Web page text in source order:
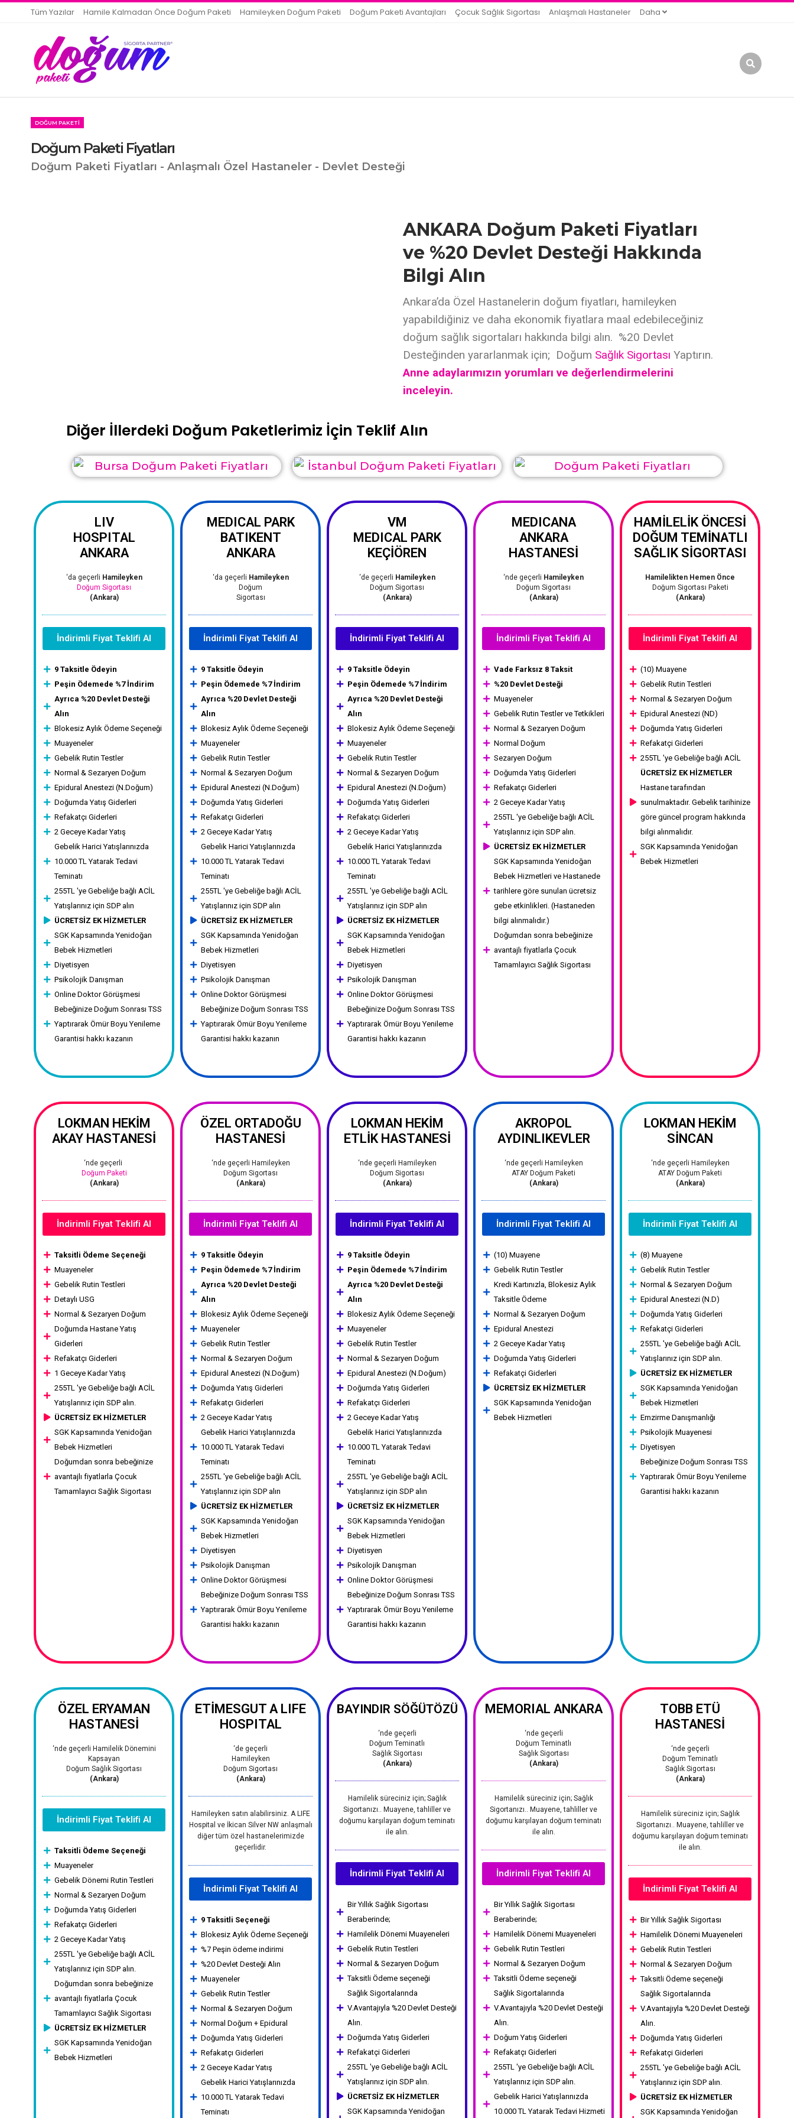
Tüm Yazılar Hamile Kalmadan Önce Doğum Paketi Hamileyken Doğum Paketi Doğum Paketi Avantajları Çocuk Sağlık Sigortası Anlaşmalı Hastaneler Daha
DOĞUM PAKETI
Doğum Paketi Fiyatları
Doğum Paketi Fiyatları - Anlaşmalı Özel Hastaneler - Devlet Desteği
ANKARA Doğum Paketi Fiyatları
ve %20 Devlet Desteği Hakkında
Bilgi Alın
Ankara’da Özel Hastanelerin doğum fiyatları, hamileyken
yapabildiğiniz ve daha ekonomik fiyatlara maal edebileceğiniz
doğum sağlık sigortaları hakkında bilgi alın. %20 Devlet
Desteğinden yararlanmak için; Doğum Sağlık Sigortası Yaptırın.
Anne adaylarımızın yorumları ve değerlendirmelerini
inceleyin.
Diğer İllerdeki Doğum Paketlerimiz İçin Teklif Alın
LIV
HOSPITAL
ANKARA
‘da geçerli Hamileyken
Doğum Sigortası
(Ankara)
İndirimli Fiyat Teklifi Al
9 Taksitle Ödeyin
Peşin Ödemede %7 İndirim
Ayrıca %20 Devlet Desteği
Alın
Blokesiz Aylık Ödeme Seçeneği
Muayeneler
Gebelik Rutin Testler
Normal & Sezaryen Doğum
Epidural Anestezi (N.Doğum)
Doğumda Yatış Giderleri
Refakatçı Giderleri
2 Geceye Kadar Yatış
Gebelik Harici Yatışlarınızda
10.000 TL Yatarak Tedavi
Teminatı
255TL 'ye Gebeliğe bağlı ACİL
Yatışlarınız için SDP alın
ÜCRETSİZ EK HİZMETLER
SGK Kapsamında Yenidoğan
Bebek Hizmetleri
Diyetisyen
Psikolojik Danışman
Online Doktor Görüşmesi
Bebeğinize Doğum Sonrası TSS
Yaptırarak Ömür Boyu Yenileme
Garantisi hakkı kazanın
MEDICAL PARK
BATIKENT
ANKARA
‘da geçerli Hamileyken
Doğum
Sigortası
İndirimli Fiyat Teklifi Al
9 Taksitle Ödeyin
Peşin Ödemede %7 İndirim
Ayrıca %20 Devlet Desteği
Alın
Blokesiz Aylık Ödeme Seçeneği
Muayeneler
Gebelik Rutin Testler
Normal & Sezaryen Doğum
Epidural Anestezi (N.Doğum)
Doğumda Yatış Giderleri
Refakatçı Giderleri
2 Geceye Kadar Yatış
Gebelik Harici Yatışlarınızda
10.000 TL Yatarak Tedavi
Teminatı
255TL 'ye Gebeliğe bağlı ACİL
Yatışlarınız için SDP alın
ÜCRETSİZ EK HİZMETLER
SGK Kapsamında Yenidoğan
Bebek Hizmetleri
Diyetisyen
Psikolojik Danışman
Online Doktor Görüşmesi
Bebeğinize Doğum Sonrası TSS
Yaptırarak Ömür Boyu Yenileme
Garantisi hakkı kazanın
VM
MEDICAL PARK
KEÇİÖREN
‘de geçerli Hamileyken
Doğum Sigortası
(Ankara)
İndirimli Fiyat Teklifi Al
9 Taksitle Ödeyin
Peşin Ödemede %7 İndirim
Ayrıca %20 Devlet Desteği
Alın
Blokesiz Aylık Ödeme Seçeneği
Muayeneler
Gebelik Rutin Testler
Normal & Sezaryen Doğum
Epidural Anestezi (N.Doğum)
Doğumda Yatış Giderleri
Refakatçı Giderleri
2 Geceye Kadar Yatış
Gebelik Harici Yatışlarınızda
10.000 TL Yatarak Tedavi
Teminatı
255TL 'ye Gebeliğe bağlı ACİL
Yatışlarınız için SDP alın
ÜCRETSİZ EK HİZMETLER
SGK Kapsamında Yenidoğan
Bebek Hizmetleri
Diyetisyen
Psikolojik Danışman
Online Doktor Görüşmesi
Bebeğinize Doğum Sonrası TSS
Yaptırarak Ömür Boyu Yenileme
Garantisi hakkı kazanın
MEDICANA
ANKARA
HASTANESİ
‘nde geçerli Hamileyken
Doğum Sigortası
(Ankara)
İndirimli Fiyat Teklifi Al
Vade Farksız 8 Taksit
%20 Devlet Desteği
Muayeneler
Gebelik Rutin Testler ve Tetkikleri
Normal & Sezaryen Doğum
Normal Doğum
Sezaryen Doğum
Doğumda Yatış Giderleri
Refakatçı Giderleri
2 Geceye Kadar Yatış
255TL 'ye Gebeliğe bağlı ACİL
Yatışlarınız için SDP alın.
ÜCRETSİZ EK HİZMETLER
SGK Kapsamında Yenidoğan
Bebek Hizmetleri ve Hastanede
tarihlere göre sunulan ücretsiz
gebe etkinlikleri. (Hastaneden
bilgi alınmalıdır.)
Doğumdan sonra bebeğinize
avantajlı fiyatlarla Çocuk
Tamamlayıcı Sağlık Sigortası
HAMİLELİK ÖNCESİ
DOĞUM TEMİNATLI
SAĞLIK SİGORTASI
Hamilelikten Hemen Önce
Doğum Sigortası Paketi
(Ankara)
İndirimli Fiyat Teklifi Al
(10) Muayene
Gebelik Rutin Testleri
Normal & Sezaryen Doğum
Epidural Anestezi (ND)
Doğumda Yatış Giderleri
Refakatçi Giderleri
255TL 'ye Gebeliğe bağlı ACİL
ÜCRETSİZ EK HİZMETLER
Hastane tarafından
sunulmaktadır. Gebelik tarihinize
göre güncel program hakkında
bilgi alınmalıdır.
SGK Kapsamında Yenidoğan
Bebek Hizmetleri
LOKMAN HEKİM
AKAY HASTANESİ
‘nde geçerli
Doğum Paketi
(Ankara)
İndirimli Fiyat Teklifi Al
Taksitli Ödeme Seçeneği
Muayeneler
Gebelik Rutin Testleri
Detaylı USG
Normal & Sezaryen Doğum
Doğumda Hastane Yatış
Giderleri
Refakatçı Giderleri
1 Geceye Kadar Yatış
255TL 'ye Gebeliğe bağlı ACİL
Yatışlarınız için SDP alın.
ÜCRETSİZ EK HİZMETLER
SGK Kapsamında Yenidoğan
Bebek Hizmetleri
Doğumdan sonra bebeğinize
avantajlı fiyatlarla Çocuk
Tamamlayıcı Sağlık Sigortası
ÖZEL ORTADOĞU
HASTANESİ
‘nde geçerli Hamileyken
Doğum Sigortası
(Ankara)
İndirimli Fiyat Teklifi Al
9 Taksitle Ödeyin
Peşin Ödemede %7 İndirim
Ayrıca %20 Devlet Desteği
Alın
Blokesiz Aylık Ödeme Seçeneği
Muayeneler
Gebelik Rutin Testler
Normal & Sezaryen Doğum
Epidural Anestezi (N.Doğum)
Doğumda Yatış Giderleri
Refakatçı Giderleri
2 Geceye Kadar Yatış
Gebelik Harici Yatışlarınızda
10.000 TL Yatarak Tedavi
Teminatı
255TL 'ye Gebeliğe bağlı ACİL
Yatışlarınız için SDP alın
ÜCRETSİZ EK HİZMETLER
SGK Kapsamında Yenidoğan
Bebek Hizmetleri
Diyetisyen
Psikolojik Danışman
Online Doktor Görüşmesi
Bebeğinize Doğum Sonrası TSS
Yaptırarak Ömür Boyu Yenileme
Garantisi hakkı kazanın
LOKMAN HEKİM
ETLİK HASTANESİ
‘nde geçerli Hamileyken
Doğum Sigortası
(Ankara)
İndirimli Fiyat Teklifi Al
9 Taksitle Ödeyin
Peşin Ödemede %7 İndirim
Ayrıca %20 Devlet Desteği
Alın
Blokesiz Aylık Ödeme Seçeneği
Muayeneler
Gebelik Rutin Testler
Normal & Sezaryen Doğum
Epidural Anestezi (N.Doğum)
Doğumda Yatış Giderleri
Refakatçı Giderleri
2 Geceye Kadar Yatış
Gebelik Harici Yatışlarınızda
10.000 TL Yatarak Tedavi
Teminatı
255TL 'ye Gebeliğe bağlı ACİL
Yatışlarınız için SDP alın
ÜCRETSİZ EK HİZMETLER
SGK Kapsamında Yenidoğan
Bebek Hizmetleri
Diyetisyen
Psikolojik Danışman
Online Doktor Görüşmesi
Bebeğinize Doğum Sonrası TSS
Yaptırarak Ömür Boyu Yenileme
Garantisi hakkı kazanın
AKROPOL
AYDINLIKEVLER
‘nde geçerli Hamileyken
ATAY Doğum Paketi
(Ankara)
İndirimli Fiyat Teklifi Al
(10) Muayene
Gebelik Rutin Testler
Kredi Kartınızla, Blokesiz Aylık
Taksitle Ödeme
Normal & Sezaryen Doğum
Epidural Anestezi
2 Geceye Kadar Yatış
Doğumda Yatış Giderleri
Refakatçi Giderleri
ÜCRETSİZ EK HİZMETLER
SGK Kapsamında Yenidoğan
Bebek Hizmetleri
LOKMAN HEKİM
SİNCAN
‘nde geçerli Hamileyken
ATAY Doğum Paketi
(Ankara)
İndirimli Fiyat Teklifi Al
(8) Muayene
Gebelik Rutin Testler
Normal & Sezaryen Doğum
Epidural Anestezi (N.D)
Doğumda Yatış Giderleri
Refakatçi Giderleri
255TL 'ye Gebeliğe bağlı ACİL
Yatışlarınız için SDP alın.
ÜCRETSİZ EK HİZMETLER
SGK Kapsamında Yenidoğan
Bebek Hizmetleri
Emzirme Danışmanlığı
Psikolojik Muayenesi
Diyetisyen
Bebeğinize Doğum Sonrası TSS
Yaptırarak Ömür Boyu Yenileme
Garantisi hakkı kazanın
ÖZEL ERYAMAN
HASTANESİ
‘nde geçerli Hamilelik Dönemini
Kapsayan
Doğum Sağlık Sigortası
(Ankara)
İndirimli Fiyat Teklifi Al
Taksitli Ödeme Seçeneği
Muayeneler
Gebelik Dönemi Rutin Testleri
Normal & Sezaryen Doğum
Doğumda Yatış Giderleri
Refakatçı Giderleri
2 Geceye Kadar Yatış
255TL 'ye Gebeliğe bağlı ACİL
Yatışlarınız için SDP alın.
Doğumdan sonra bebeğinize
avantajlı fiyatlarla Çocuk
Tamamlayıcı Sağlık Sigortası
ÜCRETSİZ EK HİZMETLER
SGK Kapsamında Yenidoğan
Bebek Hizmetleri
ETİMESGUT A LIFE
HOSPITAL
‘de geçerli
Hamileyken
Doğum Sigortası
(Ankara)
Hamileyken satın alabilirsiniz. A LIFE
Hospital ve İkican Silver NW anlaşmalı
diğer tüm özel hastanelerimizde
geçerlidir.
İndirimli Fiyat Teklifi Al
9 Taksitli Seçeneği
Blokesiz Aylık Ödeme Seçeneği
%7 Peşin ödeme indirimi
%20 Devlet Desteği Alın
Muayeneler
Gebelik Rutin Testler
Normal & Sezaryen Doğum
Normal Doğum + Epidural
Doğumda Yatış Giderleri
Refakatçı Giderleri
2 Geceye Kadar Yatış
Gebelik Harici Yatışlarınızda
10.000 TL Yatarak Tedavi
Teminatı
BAYINDIR SÖĞÜTÖZÜ
‘nde geçerli
Doğum Teminatlı
Sağlık Sigortası
(Ankara)
Hamilelik süreciniz için; Sağlık
Sigortanızı.. Muayene, tahliller ve
doğumu karşılayan doğum teminatı
ile alın.
İndirimli Fiyat Teklifi Al
Bir Yıllık Sağlık Sigortası
Beraberinde;
Hamilelik Dönemi Muayeneleri
Gebelik Rutin Testleri
Normal & Sezaryen Doğum
Taksitli Ödeme seçeneği
Sağlık Sigortalarında
V.Avantajıyla %20 Devlet Desteği
Alın.
Doğumda Yatış Giderleri
Refakatçi Giderleri
255TL 'ye Gebeliğe bağlı ACİL
Yatışlarınız için SDP alın.
ÜCRETSİZ EK HİZMETLER
SGK Kapsamında Yenidoğan
MEMORIAL ANKARA
‘nde geçerli
Doğum Teminatlı
Sağlık Sigortası
(Ankara)
Hamilelik süreciniz için; Sağlık
Sigortanızı.. Muayene, tahliller ve
doğumu karşılayan doğum teminatı
ile alın.
İndirimli Fiyat Teklifi Al
Bir Yıllık Sağlık Sigortası
Beraberinde;
Hamilelik Dönemi Muayeneleri
Gebelik Rutin Testleri
Normal & Sezaryen Doğum
Taksitli Ödeme seçeneği
Sağlık Sigortalarında
V.Avantajıyla %20 Devlet Desteği
Alın.
Doğum Yatış Giderleri
Refakatçı Giderleri
255TL 'ye Gebeliğe bağlı ACİL
Yatışlarınız için SDP alın.
Gebelik Harici Yatışlarınızda
10.000 TL Yatarak Tedavi Hizmeti
TOBB ETÜ
HASTANESİ
‘nde geçerli
Doğum Teminatlı
Sağlık Sigortası
(Ankara)
Hamilelik süreciniz için; Sağlık
Sigortanızı.. Muayene, tahliller ve
doğumu karşılayan doğum teminatı
ile alın.
İndirimli Fiyat Teklifi Al
Bir Yıllık Sağlık Sigortası
Hamilelik Dönemi Muayeneleri
Gebelik Rutin Testleri
Normal & Sezaryen Doğum
Taksitli Ödeme seçeneği
Sağlık Sigortalarında
V.Avantajıyla %20 Devlet Desteği
Alın.
Doğumda Yatış Giderleri
Refakatçi Giderleri
255TL 'ye Gebeliğe bağlı ACİL
Yatışlarınız için SDP alın.
ÜCRETSİZ EK HİZMETLER
SGK Kapsamında Yenidoğan